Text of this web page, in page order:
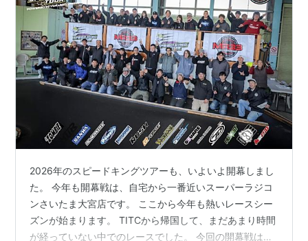
2026年のスピードキングツアーも、いよいよ開幕しまし
た。 今年も開幕戦は、自宅から一番近いスーパーラジコ
ンさいたま大宮店です。 ここから今年も熱いレースシー
ズンが始まります。 TITCから帰国して、まだあまり時間
が経っていない中でのレースでした。 今回の開幕戦は、